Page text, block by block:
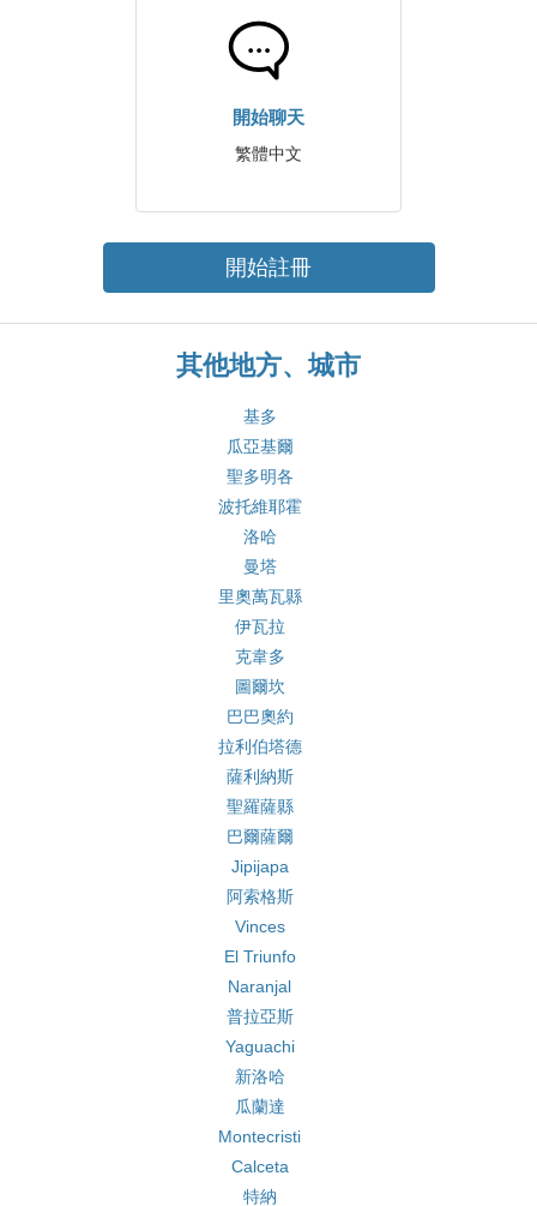
開始聊天
繁體中文
開始註冊
其他地方、城市
基多
瓜亞基爾
聖多明各
波托維耶霍
洛哈
曼塔
里奧萬瓦縣
伊瓦拉
克韋多
圖爾坎
巴巴奧約
拉利伯塔德
薩利納斯
聖羅薩縣
巴爾薩爾
Jipijapa
阿索格斯
Vinces
El Triunfo
Naranjal
普拉亞斯
Yaguachi
新洛哈
瓜蘭達
Montecristi
Calceta
特納